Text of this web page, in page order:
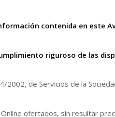
contenida en este
riguroso de las
2002, de Servicios de la
ofertados, sin resultar